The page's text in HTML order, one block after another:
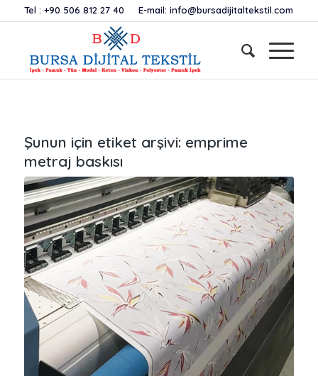
Tel :+90 506 812 27 40 E-mail:info@bursadijitaltekstil.com
Şunun için etiket arşivi: emprime
metraj baskısı